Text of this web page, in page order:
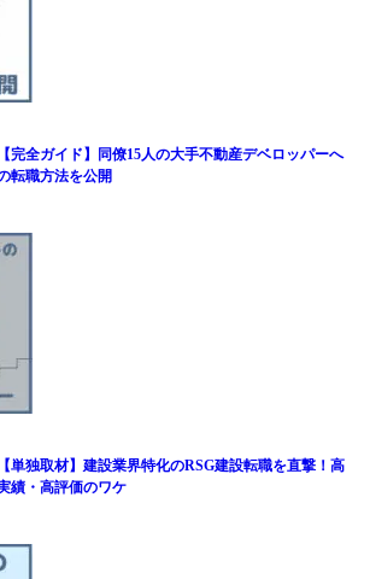
【完全ガイド】同僚15人の大手不動産デベロッパーへ
転職方法を公開
【単独取材】建設業界特化のRSG建設転職を直撃！高
績・高評価のワケ